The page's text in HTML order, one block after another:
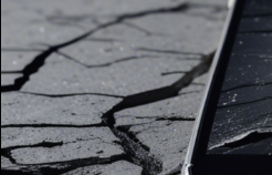
na
ktorýkoľvek
iPhone?